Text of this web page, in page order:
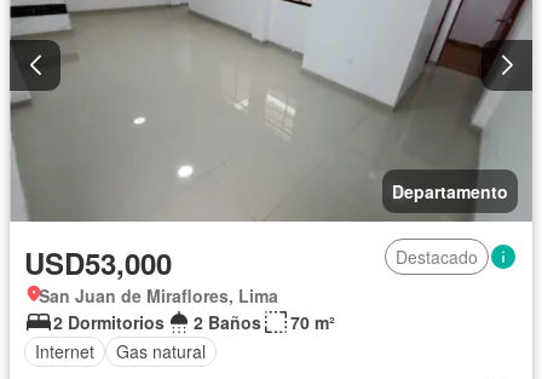
Departamento
USD53,000
Destacado
San Juan de Miraflores, Lima
2 Dormitorios
2 Baños
70 m²
Internet
Gas natural